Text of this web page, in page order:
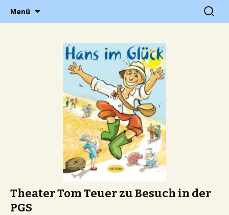
PGS
Grundschule in Holzwickede Hengsen
Menü
Suchen
nach:
Theater Tom Teuer zu Besuch in der
PGS